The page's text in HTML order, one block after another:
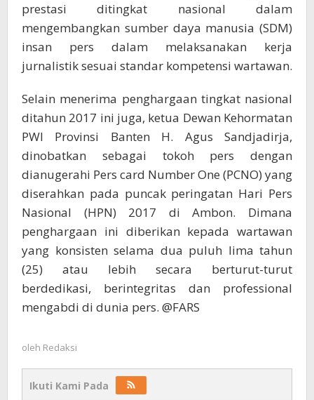
prestasi ditingkat nasional dalam
mengembangkan sumber daya manusia (SDM)
insan pers dalam melaksanakan kerja
jurnalistik sesuai standar kompetensi wartawan.
Selain menerima penghargaan tingkat nasional
ditahun 2017 ini juga, ketua Dewan Kehormatan
PWI Provinsi Banten H. Agus Sandjadirja,
dinobatkan sebagai tokoh pers dengan
dianugerahi Pers card Number One (PCNO) yang
diserahkan pada puncak peringatan Hari Pers
Nasional (HPN) 2017 di Ambon. Dimana
penghargaan ini diberikan kepada wartawan
yang konsisten selama dua puluh lima tahun
(25) atau lebih secara berturut-turut
berdedikasi, berintegritas dan professional
mengabdi di dunia pers. @FARS
oleh Redaksi
Ikuti Kami Pada